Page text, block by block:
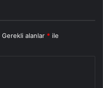
Gerekli alanlar * ile